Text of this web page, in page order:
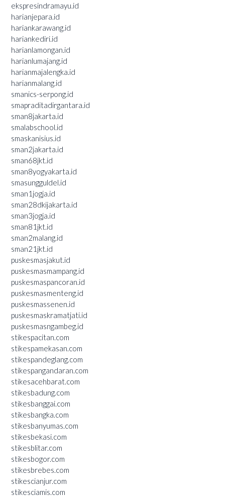
ekspresindramayu.id
harianjepara.id
hariankarawang.id
hariankediri.id
harianlamongan.id
harianlumajang.id
harianmajalengka.id
harianmalang.id
smanics-serpong.id
smapraditadirgantara.id
sman8jakarta.id
smalabschool.id
smaskanisius.id
sman2jakarta.id
sman68jkt.id
sman8yogyakarta.id
smasungguldel.id
sman1jogja.id
sman28dkijakarta.id
sman3jogja.id
sman81jkt.id
sman2malang.id
sman21jkt.id
puskesmasjakut.id
puskesmasmampang.id
puskesmaspancoran.id
puskesmasmenteng.id
puskesmassenen.id
puskesmaskramatjati.id
puskesmasngambeg.id
stikespacitan.com
stikespamekasan.com
stikespandeglang.com
stikespangandaran.com
stikesacehbarat.com
stikesbadung.com
stikesbanggai.com
stikesbangka.com
stikesbanyumas.com
stikesbekasi.com
stikesblitar.com
stikesbogor.com
stikesbrebes.com
stikescianjur.com
stikesciamis.com